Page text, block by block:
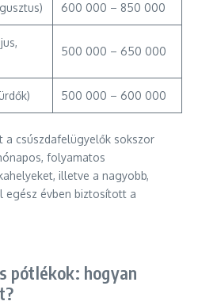
600 000 – 850 000
500 000 – 650 000
500 000 – 600 000
a csúszdafelügyelők sokszor
folyamatos
illetve a nagyobb,
egész évben biztosított a
pótlékok: hogyan